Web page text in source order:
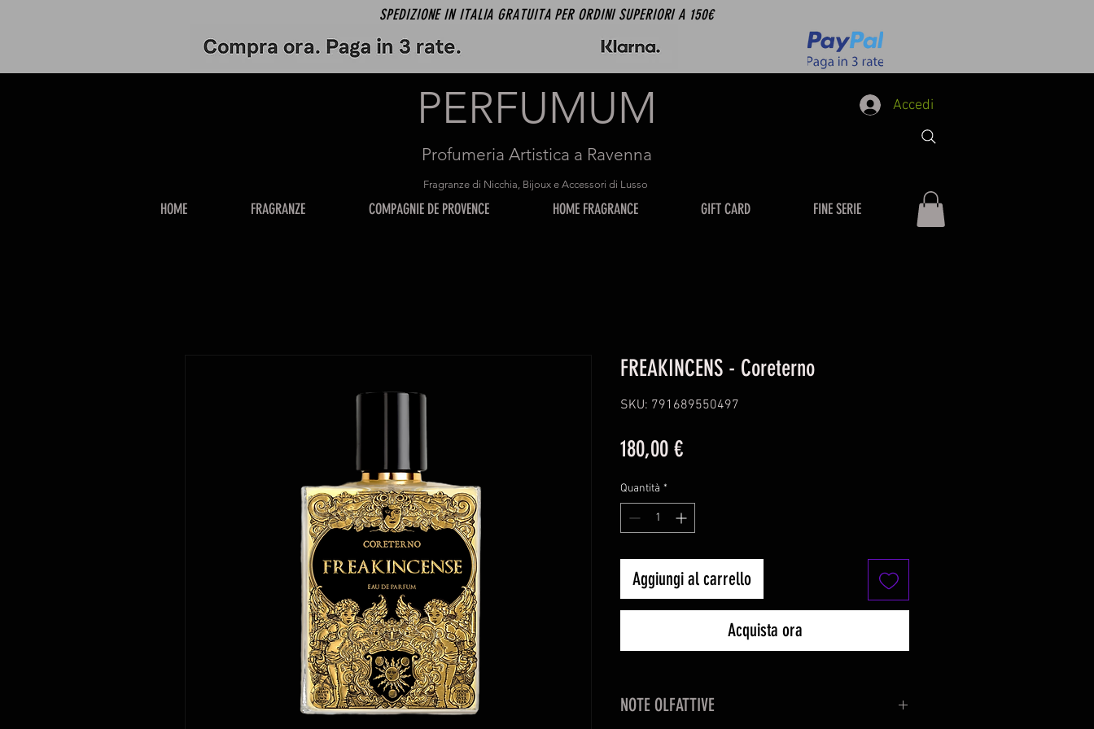
SPEDIZIONE IN ITALIA GRATUITA PER ORDINI SUPERIORI A 150€
PERFUMUM
Profumeria Artistica a Ravenna
Accedi
Fragranze di Nicchia, Bijoux e Accessori di Lusso
HOME FRAGRANZE COMPAGNIE DE PROVENCE HOME FRAGRANCE GIFT CARD FINE SERIE
FREAKINCENS - Coreterno
SKU: 791689550497
180,00 €Prezzo
Quantità *
Aggiungi al carrello
Acquista ora
NOTE OLFATTIVE